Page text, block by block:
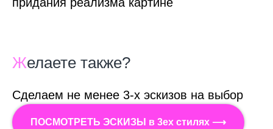
Желаете также?
Сделаем не менее 3-х эскизов на выбор
ПОСМОТРЕТЬ ЭСКИЗЫ в 3ех стилях ⟶